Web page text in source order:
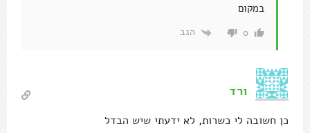
במקום
0 הגב
ורד
כן חשובה לי כשרות, לא ידעתי שיש הבדל